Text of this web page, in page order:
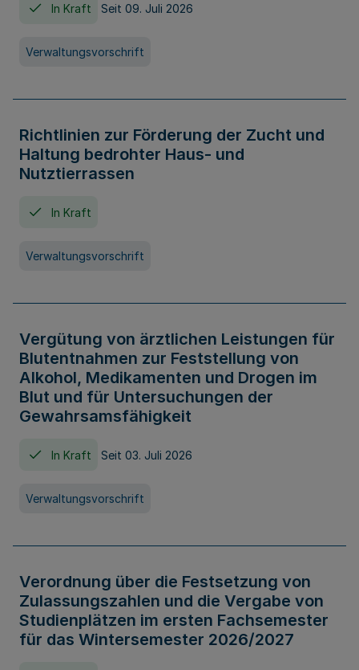
In Kraft Seit 09. Juli 2026
Verwaltungsvorschrift
Richtlinien zur Förderung der Zucht und
Haltung bedrohter Haus- und
Nutztierrassen
In Kraft
Verwaltungsvorschrift
Vergütung von ärztlichen Leistungen für
Blutentnahmen zur Feststellung von
Alkohol, Medikamenten und Drogen im
Blut und für Untersuchungen der
Gewahrsamsfähigkeit
In Kraft Seit 03. Juli 2026
Verwaltungsvorschrift
Verordnung über die Festsetzung von
Zulassungszahlen und die Vergabe von
Studienplätzen im ersten Fachsemester
für das Wintersemester 2026/2027